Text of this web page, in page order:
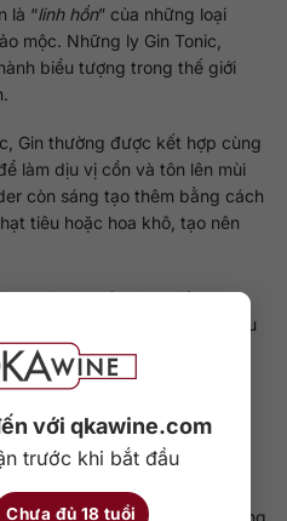
với qkawine.com
trước khi bắt đầu
Chưa đủ 18 tuổi
là “linh hồn” của những loại
mộc. Những ly Gin Tonic,
biểu tượng trong thế giới
Gin thường được kết hợp cùng
làm dịu vị cồn và tôn lên mùi
còn sáng tạo thêm bằng cách
tiêu hoặc hoa khô, tạo nên
sự thanh mát, nhẹ nhàng
chỉ là thức uống mà còn là biểu
đại, tinh tế và cá tính.
chuẩn
của hai loại rượu, người dùng
ở khoảng 4°C đến 6°C. Uống